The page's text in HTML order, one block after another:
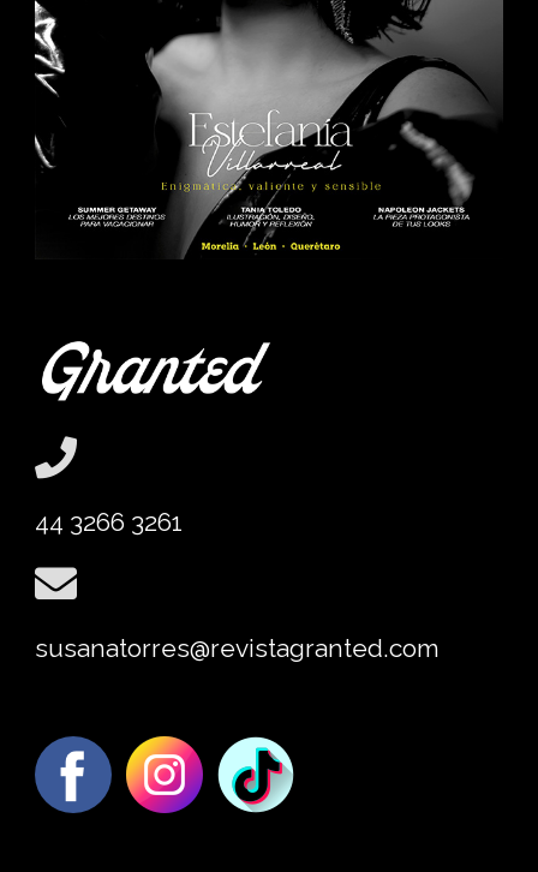
44 3266 3261
susanatorres@revistagranted.com